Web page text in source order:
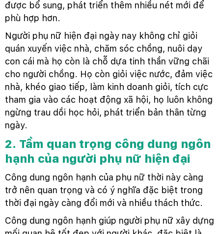
được bổ sung, phát triển thêm nhiều nét mới để
phù hợp hơn.
Người phụ nữ hiện đại ngày nay không chỉ giỏi
quán xuyến việc nhà, chăm sóc chồng, nuôi dạy
con cái mà họ còn là chỗ dựa tinh thần vững chãi
cho người chồng. Họ còn giỏi việc nước, đảm việc
nhà, khéo giao tiếp, làm kinh doanh giỏi, tích cực
tham gia vào các hoạt động xã hội, họ luôn không
ngừng trau dồi học hỏi, phát triển bản thân từng
ngày.
2. Tầm quan trọng công dung ngôn
hạnh của người phụ nữ hiện đại
Công dung ngôn hạnh của phụ nữ thời này càng
trở nên quan trọng và có ý nghĩa đặc biệt trong
thời đại ngày càng đổi mới và nhiều thách thức.
Công dung ngôn hạnh giúp người phụ nữ xây dựng